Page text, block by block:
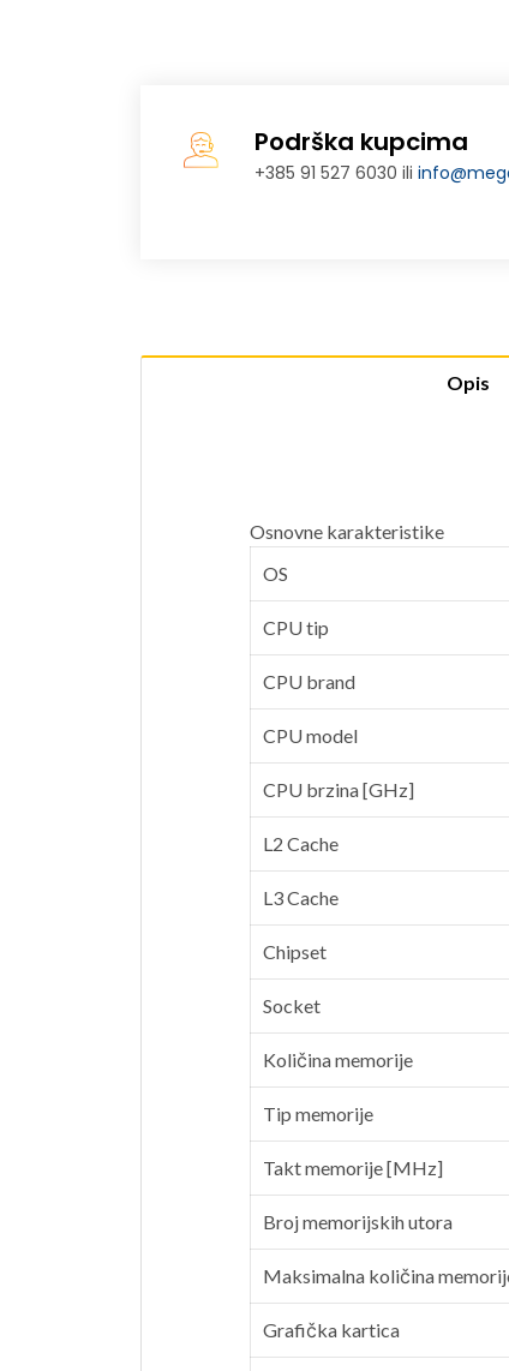
Podrška kupcima
+385 91 527 6030 ili
Opis
Osnovne karakteristike
OS
CPU tip
CPU brand
CPU model
CPU brzina [GHz]
L2 Cache
L3 Cache
Chipset
Socket
Količina memorije
Tip memorije
Takt memorije [MHz]
Broj memorijskih utora
Maksimalna količina
Grafička kartica